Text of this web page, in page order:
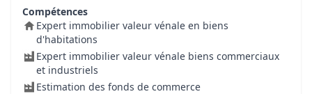
Compétences
Expert immobilier valeur vénale en biens
d'habitations
Expert immobilier valeur vénale biens commerciaux
et industriels
Estimation des fonds de commerce